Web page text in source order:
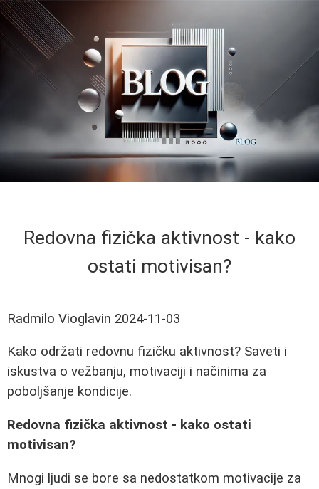
Redovna fizička aktivnost - kako
ostati motivisan?
Radmilo Vioglavin 2024-11-03
Kako održati redovnu fizičku aktivnost? Saveti i
iskustva o vežbanju, motivaciji i načinima za
poboljšanje kondicije.
Redovna fizička aktivnost - kako ostati
motivisan?
Mnogi ljudi se bore sa nedostatkom motivacije za